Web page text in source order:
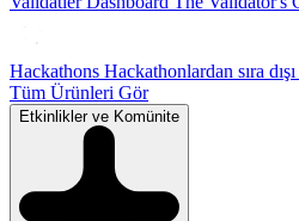
Hackathons Hackathonlardan sıra
Tüm Ürünleri Gör
Etkinlikler ve Komünite